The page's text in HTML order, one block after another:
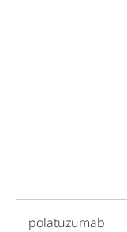
polatuzumab